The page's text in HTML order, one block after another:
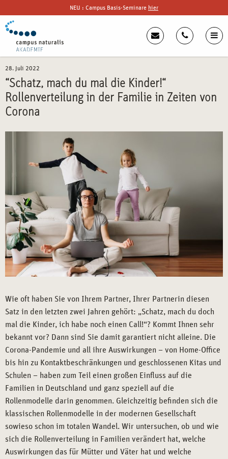
NEU : Campus Basis-Seminare hier
28. Juli 2022
“Schatz, mach du mal die Kinder!“
Rollenverteilung in der Familie in Zeiten von
Corona
Wie oft haben Sie von Ihrem Partner, Ihrer Partnerin diesen
Satz in den letzten zwei Jahren gehört: „Schatz, mach du doch
mal die Kinder, ich habe noch einen Call!“? Kommt Ihnen sehr
bekannt vor? Dann sind Sie damit garantiert nicht alleine. Die
Corona-Pandemie und all ihre Auswirkungen – von Home-Office
bis hin zu Kontaktbeschränkungen und geschlossenen Kitas und
Schulen – haben zum Teil einen großen Einfluss auf die
Familien in Deutschland und ganz speziell auf die
Rollenmodelle darin genommen. Gleichzeitig befinden sich die
klassischen Rollenmodelle in der modernen Gesellschaft
sowieso schon im totalen Wandel. Wir untersuchen, ob und wie
sich die Rollenverteilung in Familien verändert hat, welche
Auswirkungen das für Mütter und Väter hat und welche